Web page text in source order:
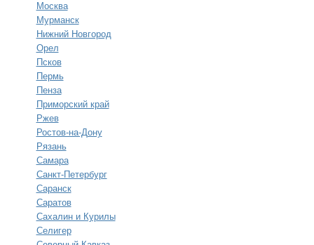
Москва
Мурманск
Нижний Новгород
Орел
Псков
Пермь
Пенза
Приморский край
Ржев
Ростов-на-Дону
Рязань
Самара
Санкт-Петербург
Саранск
Саратов
Сахалин и Курилы
Селигер